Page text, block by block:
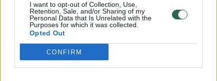
I want to opt-out of Collection, Use,
Retention, Sale, and/or Sharing of my
Personal Data that Is Unrelated with the
Purposes for which it was collected.
Opted Out
CONFIRM